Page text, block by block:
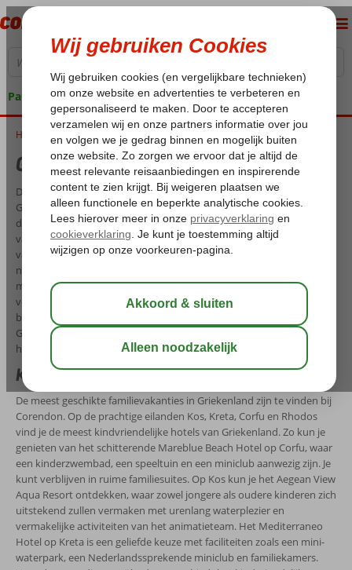
Pakketgarantie
Home Griekenland met kinderen
Griekenland met kinderen
De perfecte bestemming voor een gezinsvakantie met kinderen is
Griekenland. Hoewel het misschien als een cliché klinkt, is het waar
dat wanneer de kinderen genieten, jij ook van een geweldige
vakantie kunt genieten. Het vinden van een kindvriendelijke
vakantie in Griekenland kan echter een uitdaging zijn. Ben je op zoek
naar een hotel met een miniclub voor de kinderen of een aquapark
met spannende glijbanen? Wil je een ruime kamer of geef je de
voorkeur aan een familiekamer met twee aparte ruimtes? Corendon
biedt een uitgebreide selectie van kindvriendelijke hotels in
Griekenland, zodat het hele gezin het maximale uit hun vakantie kan
halen.
Kindvriendelijke vakanties in Griekenland
De meest geschikte familievakanties in Griekenland zijn te vinden bij
Corendon. Op de prachtige eilanden Kos, Kreta, Corfu en Rhodos
vind je de meest kindvriendelijke hotels van Griekenland. Zo kun je
genieten van het schitterende Mareblue Beach Hotel op Corfu, waar
een kinderzwembad, een speeltuin en een miniclub aanwezig zijn. Je
kunt verblijven in ruime familiesuites. Op Kos kun je het Aegean View
Aqua Resort ontdekken, waar zowel jongere als oudere kinderen zich
uitstekend zullen vermaken met urenlang waterplezier en
vermakelijke activiteiten van het animatieteam. Het Mediterraneo
Hotel op Kreta is een geliefde keuze met faciliteiten zoals een mini-
waterpark, een Nederlandssprekende miniclub en familiekamers.